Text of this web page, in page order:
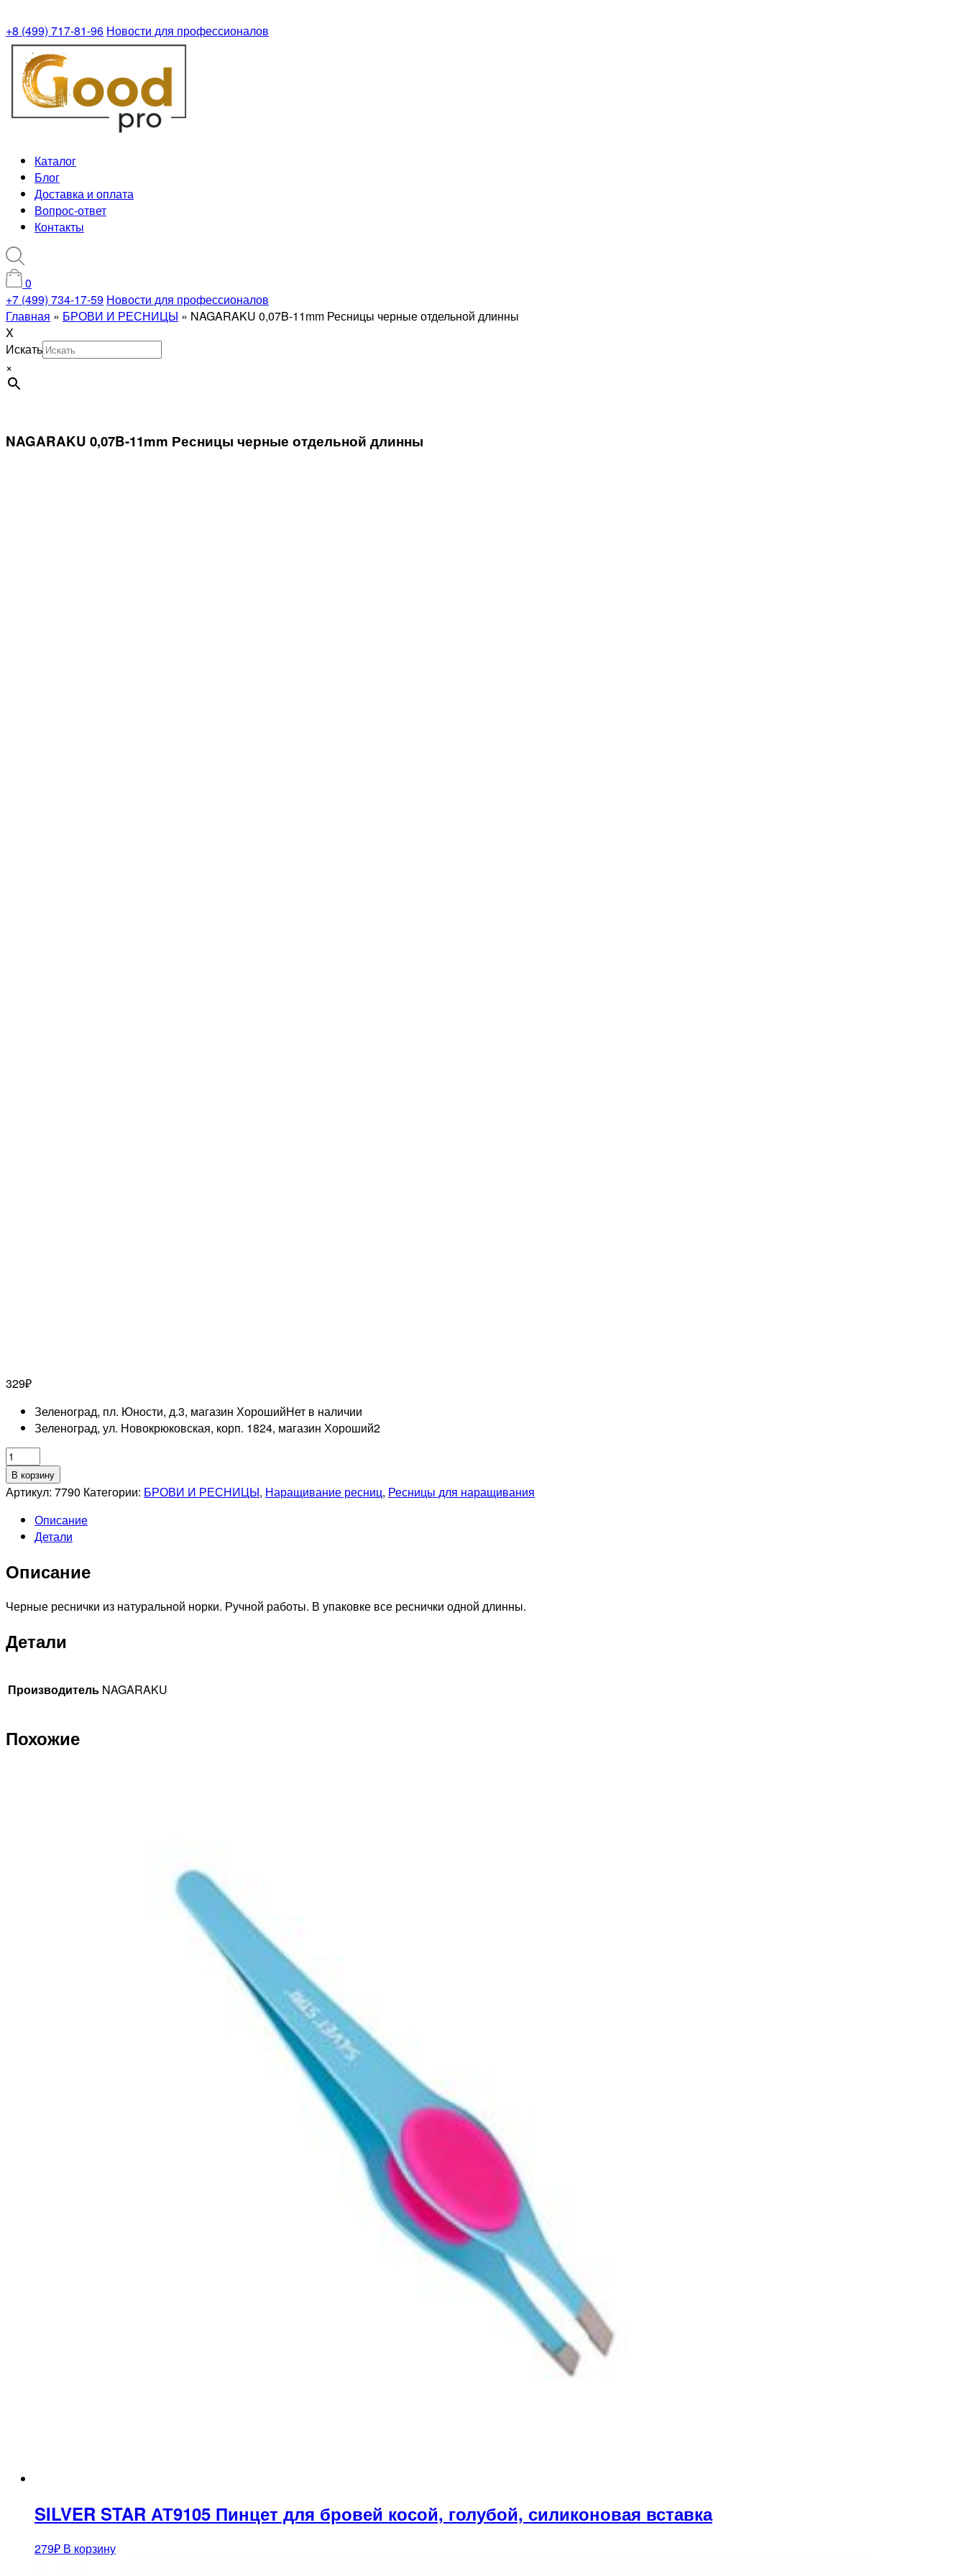
+8 (499) 717-81-96 Новости для профессионалов
Каталог
Блог
Доставка и оплата
Вопрос-ответ
Контакты
0
+7 (499) 734-17-59 Новости для профессионалов
Главная » БРОВИ И РЕСНИЦЫ » NAGARAKU 0,07B-11mm Ресницы черные отдельной длинны
X
Искать
×
NAGARAKU 0,07B-11mm Ресницы черные отдельной длинны
329₽
Зеленоград, пл. Юности, д.3, магазин ХорошийНет в наличии
Зеленоград, ул. Новокрюковская, корп. 1824, магазин Хороший2
Количество
товара
NAGARAKU
11mm
Ресницы
отдельной
В корзину
Артикул: 7790 Категории: БРОВИ И РЕСНИЦЫ, Наращивание ресниц, Ресницы для наращивания
Описание
Детали
Описание
Черные реснички из натуральной норки. Ручной работы. В упаковке все реснички одной длинны.
Детали
Производитель NAGARAKU
Похожие
SILVER STAR АТ9105 Пинцет для бровей косой, голубой, силиконовая вставка
279₽ В корзину